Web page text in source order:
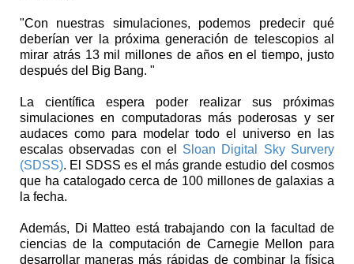
"Con nuestras simulaciones, podemos predecir qué
deberían ver la próxima generación de telescopios al
mirar atrás 13 mil millones de años en el tiempo, justo
después del Big Bang. "
La científica espera poder realizar sus próximas
simulaciones en computadoras más poderosas y ser
audaces como para modelar todo el universo en las
escalas observadas con el Sloan Digital Sky Survery
(SDSS). El SDSS es el más grande estudio del cosmos
que ha catalogado cerca de 100 millones de galaxias a
la fecha.
Además, Di Matteo está trabajando con la facultad de
ciencias de la computación de Carnegie Mellon para
desarrollar maneras más rápidas de combinar la física